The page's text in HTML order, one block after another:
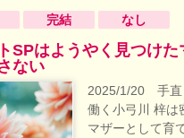
完結 なし
SPはようやく見つけ
ない
2025/1/20 手直
働く小弓川 梓は
マザーとして育